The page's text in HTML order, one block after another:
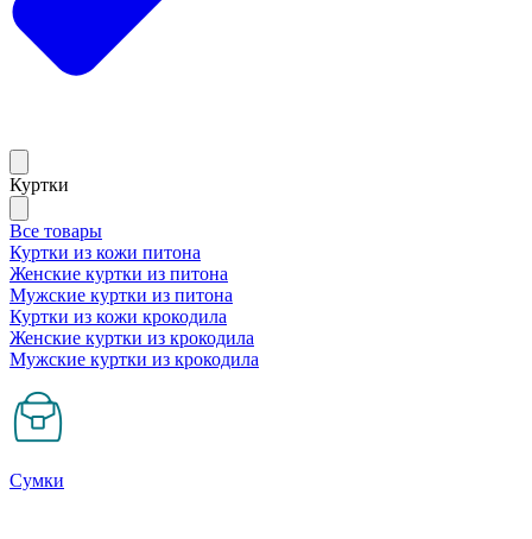
Куртки
Все товары
Куртки из кожи питона
Женские куртки из питона
Мужские куртки из питона
Куртки из кожи крокодила
Женские куртки из крокодила
Мужские куртки из крокодила
Сумки